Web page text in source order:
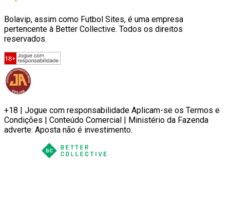
Bolavip, assim como Futbol Sites, é uma empresa
pertencente à Better Collective. Todos os direitos
reservados.
+18 | Jogue com responsabilidade Aplicam-se os Termos e
Condições | Conteúdo Comercial | Ministério da Fazenda
adverte: Aposta não é investimento.